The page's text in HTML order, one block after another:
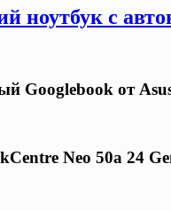
ноутбук с
Googlebook от
Neo 50a 24